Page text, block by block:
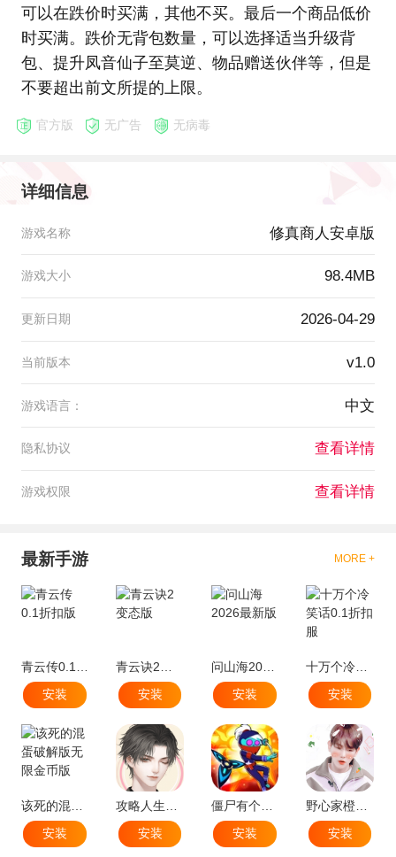
可以在跌价时买满，其他不买。最后一个商品低价
时买满。跌价无背包数量，可以选择适当升级背
包、提升凤音仙子至莫逆、物品赠送伙伴等，但是
不要超出前文所提的上限。
官方版 无广告 无病毒
详细信息
游戏名称 修真商人安卓版
游戏大小 98.4MB
更新日期 2026-04-29
当前版本 v1.0
游戏语言： 中文
隐私协议 查看详情
游戏权限 查看详情
最新手游 MORE +
青云传0.1折扣版
安装
青云诀2变态版
安装
问山海2026最新版
安装
十万个冷笑话0.1折扣服
安装
该死的混蛋破解版无限金币版
安装
攻略人生安卓版金手指2021
安装
僵尸有个决斗
安装
野心家橙光完结安卓版
安装